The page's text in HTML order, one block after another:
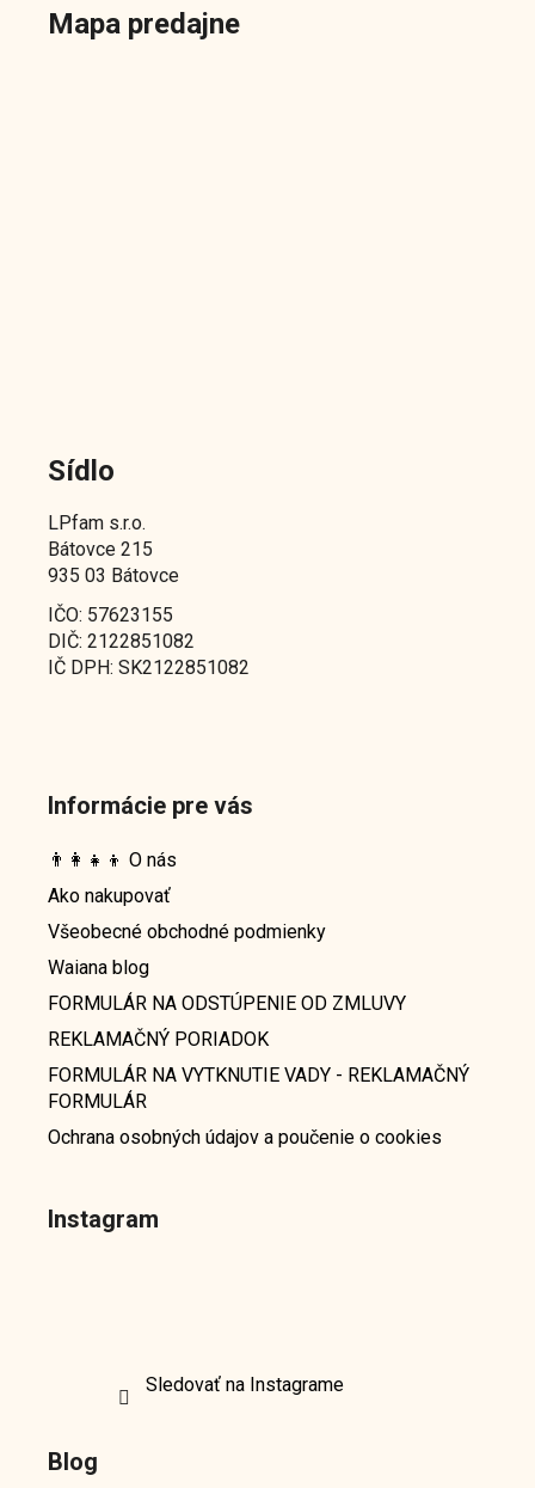
Mapa predajne
Sídlo
LPfam s.r.o.
Bátovce 215
935 03 Bátovce
IČO: 57623155
DIČ: 2122851082
IČ DPH: SK2122851082
Informácie pre vás
👨‍👩‍👧‍👦 O nás
Ako nakupovať
Všeobecné obchodné podmienky
Waiana blog
FORMULÁR NA ODSTÚPENIE OD ZMLUVY
REKLAMAČNÝ PORIADOK
FORMULÁR NA VYTKNUTIE VADY - REKLAMAČNÝ
FORMULÁR
Ochrana osobných údajov a poučenie o cookies
Instagram
Sledovať na Instagrame
Blog